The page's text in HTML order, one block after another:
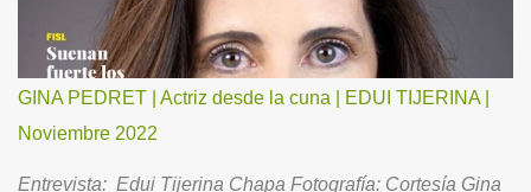
GINA PEDRET | Actriz desde la cuna | EDUI TIJERINA |
Noviembre 2022
Entrevista: Edui Tijerina Chapa Fotografía: Cortesía Gina